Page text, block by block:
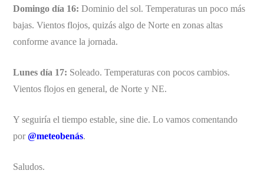
Domingo día 16: Dominio del sol. Temperaturas un poco más
bajas. Vientos flojos, quizás algo de Norte en zonas altas
conforme avance la jornada.
Lunes día 17: Soleado. Temperaturas con pocos cambios.
Vientos flojos en general, de Norte y NE.
Y seguiría el tiempo estable, sine die. Lo vamos comentando
por@meteobenás.
Saludos.